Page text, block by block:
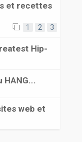
et recettes
1 2 3
Hip-
HANG...
web et